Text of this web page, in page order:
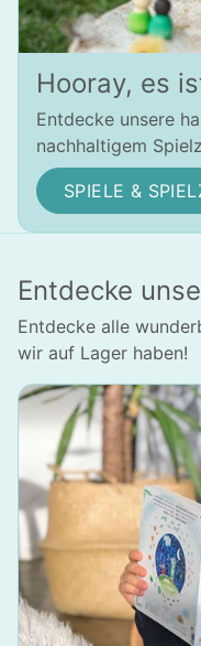
Hooray, es
Entdecke unsere
nachhaltigem
SPIELE &
Entdecke
Entdecke alle
wir auf Lager haben!